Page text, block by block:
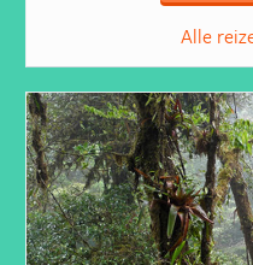
Alle